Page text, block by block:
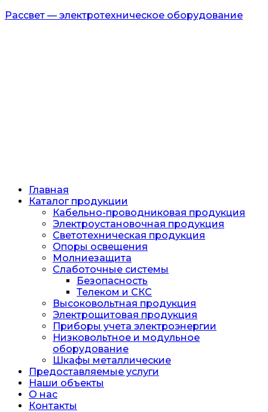
Рассвет — электротехническое оборудование
Главная
Каталог продукции
Кабельно-проводниковая продукция
Электроустановочная продукция
Светотехническая продукция
Опоры освещения
Молниезащита
Слаботочные системы
Безопасность
Телеком и СКС
Высоковольтная продукция
Электрощитовая продукция
Приборы учета электроэнергии
Низковольтное и модульное
оборудование
Шкафы металлические
Предоставляемые услуги
Наши объекты
О нас
Контакты